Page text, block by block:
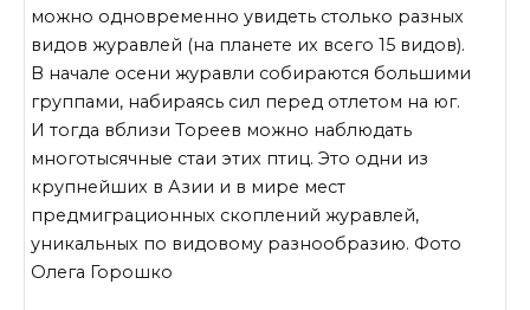
можно одновременно увидеть столько разных
видов журавлей (на планете их всего 15 видов).
В начале осени журавли собираются большими
группами, набираясь сил перед отлетом на юг.
И тогда вблизи Тореев можно наблюдать
многотысячные стаи этих птиц. Это одни из
крупнейших в Азии и в мире мест
предмиграционных скоплений журавлей,
уникальных по видовому разнообразию. Фото
Олега Горошко